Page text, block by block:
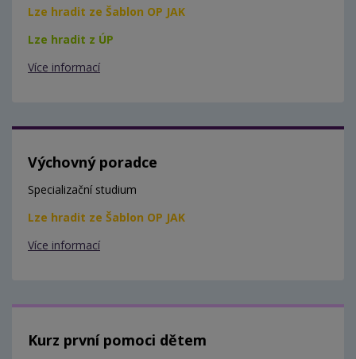
Lze hradit ze Šablon OP JAK
Lze hradit z ÚP
Více informací
Výchovný poradce
Specializační studium
Lze hradit ze Šablon OP JAK
Více informací
Kurz první pomoci dětem